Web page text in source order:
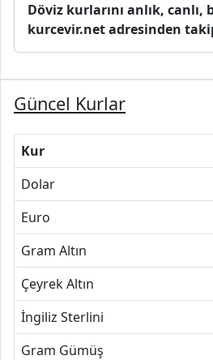
Döviz kurlarını anlık,
kurcevir.net adresinden
Güncel Kurlar
Kur
Dolar
Euro
Gram Altın
Çeyrek Altın
İngiliz Sterlini
Gram Gümüş